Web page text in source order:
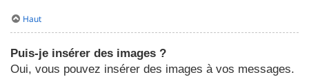
Haut
Puis-je insérer des images ?
Oui, vous pouvez insérer des images à vos messages.